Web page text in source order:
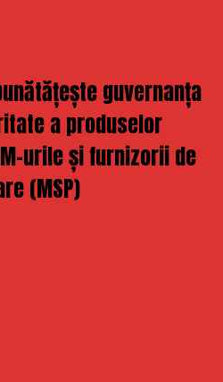
guvernanța
a produselor
urile și furnizorii de
(MSP)